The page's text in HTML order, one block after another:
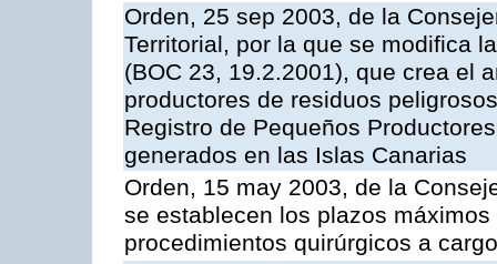
Orden, 25 sep 2003, de la
Territorial, por la que se modifica
(BOC 23, 19.2.2001), que crea el
productores de residuos
Registro de Pequeños
generados en las Islas Canarias
Orden, 15 may 2003, de la
se establecen los plazos
procedimientos quirúrgicos a